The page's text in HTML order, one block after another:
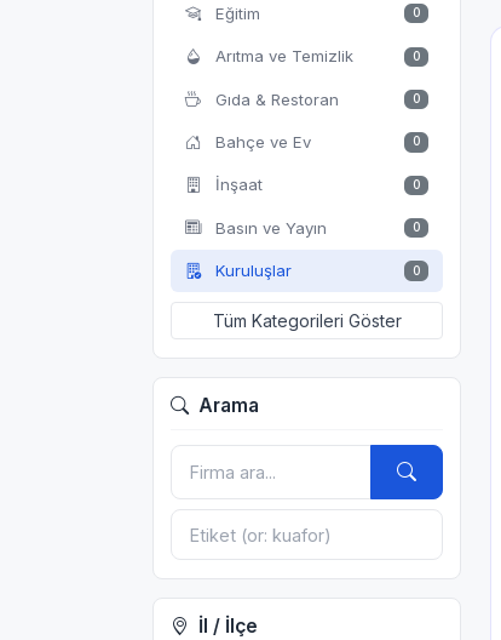
Eğitim 0
Arıtma ve Temizlik 0
Gıda & Restoran 0
Bahçe ve Ev 0
İnşaat 0
Basın ve Yayın 0
Kuruluşlar 0
Tüm Kategorileri Göster
Arama
İl / İlçe